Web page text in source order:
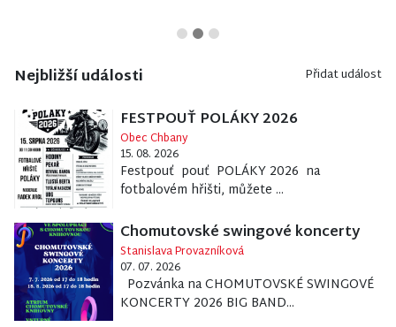
Nejbližší události Přidat událost
FESTPOUŤ POLÁKY 2026
Obec Chbany
15. 08. 2026
Festpouť pouť POLÁKY 2026 na
fotbalovém hřišti, můžete ...
Chomutovské swingové koncerty
Stanislava Provazníková
07. 07. 2026
Pozvánka na CHOMUTOVSKÉ SWINGOVÉ
KONCERTY 2026 BIG BAND...